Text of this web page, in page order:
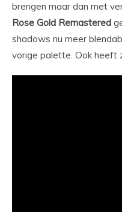
brengen maar dan met
Rose Gold Remastered
shadows nu meer
vorige palette. Ook heeft